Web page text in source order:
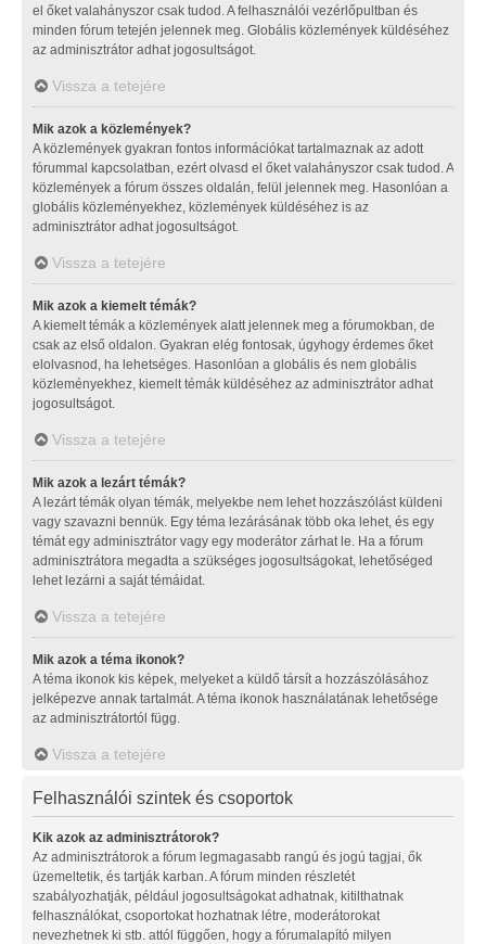
el őket valahányszor csak tudod. A felhasználói vezérlőpultban és
minden fórum tetején jelennek meg. Globális közlemények küldéséhez
az adminisztrátor adhat jogosultságot.
Vissza a tetejére
Mik azok a közlemények?
A közlemények gyakran fontos információkat tartalmaznak az adott
fórummal kapcsolatban, ezért olvasd el őket valahányszor csak tudod. A
közlemények a fórum összes oldalán, felül jelennek meg. Hasonlóan a
globális közleményekhez, közlemények küldéséhez is az
adminisztrátor adhat jogosultságot.
Vissza a tetejére
Mik azok a kiemelt témák?
A kiemelt témák a közlemények alatt jelennek meg a fórumokban, de
csak az első oldalon. Gyakran elég fontosak, úgyhogy érdemes őket
elolvasnod, ha lehetséges. Hasonlóan a globális és nem globális
közleményekhez, kiemelt témák küldéséhez az adminisztrátor adhat
jogosultságot.
Vissza a tetejére
Mik azok a lezárt témák?
A lezárt témák olyan témák, melyekbe nem lehet hozzászólást küldeni
vagy szavazni bennük. Egy téma lezárásának több oka lehet, és egy
témát egy adminisztrátor vagy egy moderátor zárhat le. Ha a fórum
adminisztrátora megadta a szükséges jogosultságokat, lehetőséged
lehet lezárni a saját témáidat.
Vissza a tetejére
Mik azok a téma ikonok?
A téma ikonok kis képek, melyeket a küldő társít a hozzászólásához
jelképezve annak tartalmát. A téma ikonok használatának lehetősége
az adminisztrátortól függ.
Vissza a tetejére
Felhasználói szintek és csoportok
Kik azok az adminisztrátorok?
Az adminisztrátorok a fórum legmagasabb rangú és jogú tagjai, ők
üzemeltetik, és tartják karban. A fórum minden részletét
szabályozhatják, például jogosultságokat adhatnak, kitilthatnak
felhasználókat, csoportokat hozhatnak létre, moderátorokat
nevezhetnek ki stb. attól függően, hogy a fórumalapító milyen